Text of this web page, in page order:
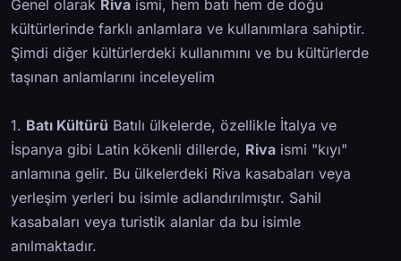
Genel olarak Riva ismi, hem batı hem de doğu
kültürlerinde farklı anlamlara ve kullanımlara sahiptir.
Şimdi diğer kültürlerdeki kullanımını ve bu kültürlerde
taşınan anlamlarını inceleyelim
1. Batı Kültürü Batılı ülkelerde, özellikle İtalya ve
İspanya gibi Latin kökenli dillerde, Riva ismi "kıyı"
anlamına gelir. Bu ülkelerdeki Riva kasabaları veya
yerleşim yerleri bu isimle adlandırılmıştır. Sahil
kasabaları veya turistik alanlar da bu isimle
anılmaktadır.